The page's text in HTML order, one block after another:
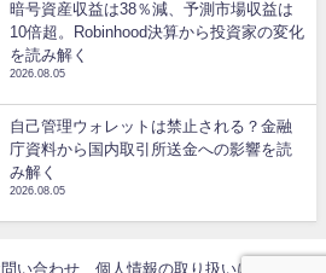
暗号資産収益は38％減、予測市場収益は
10倍超。Robinhood決算から投資家の変化
を読み解く
2026.08.05
自己管理ウォレットは禁止される？金融
庁資料から国内取引所送金への影響を読
み解く
2026.08.05
い合わせ 個人情報の取り扱いについて